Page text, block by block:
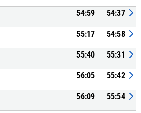
54:59 54:37
55:17 54:58
55:40 55:31
56:05 55:42
56:09 55:54